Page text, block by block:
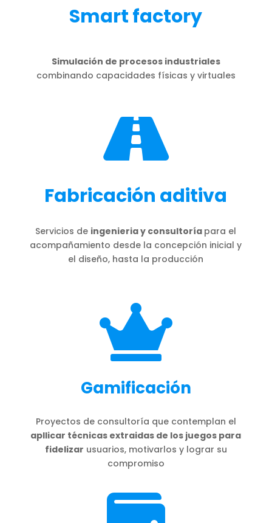
Smart factory
Simulación de procesos industriales
combinando capacidades físicas y virtuales

Fabricación aditiva
Servicios de ingenieria y consultoría para el
acompañamiento desde la concepción inicial y
el diseño, hasta la producción

Gamificación
Proyectos de consultoría que contemplan el
apllicar técnicas extraidas de los juegos para
fidelizar usuarios, motivarlos y lograr su
compromiso